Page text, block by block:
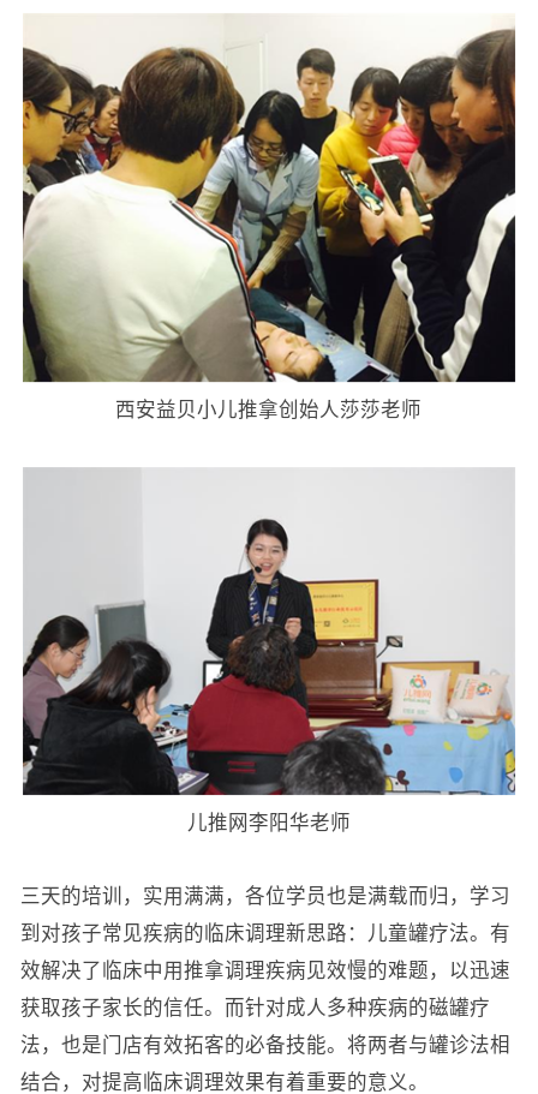
西安益贝小儿推拿创始人莎莎老师
儿推网李阳华老师
三天的培训，实用满满，各位学员也是满载而归，学习
到对孩子常见疾病的临床调理新思路：儿童罐疗法。有
效解决了临床中用推拿调理疾病见效慢的难题，以迅速
获取孩子家长的信任。而针对成人多种疾病的磁罐疗
法，也是门店有效拓客的必备技能。将两者与罐诊法相
结合，对提高临床调理效果有着重要的意义。